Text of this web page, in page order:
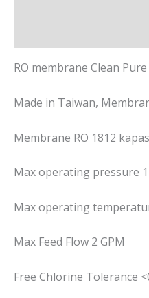
RO membrane Clean Pure
Made in Taiwan,
Membrane RO 1812
Max operating pressure
Max operating
Max Feed Flow 2 GPM
Free Chlorine Tolerance